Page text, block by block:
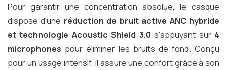
Pour garantir une concentration absolue, le casque
dispose d'une réduction de bruit active ANC hybride
et technologie Acoustic Shield 3.0s'appuyant sur 4
microphones pour éliminer les bruits de fond. Conçu
pour un usage intensif, il assure une confort grâce à son